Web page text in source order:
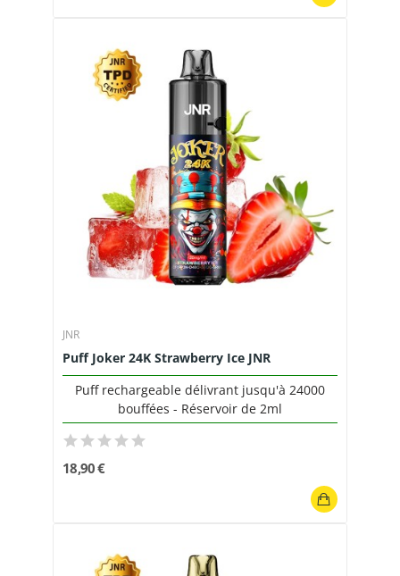
JNR
Puff Joker 24K Strawberry Ice JNR
Puff rechargeable délivrant jusqu'à 24000
bouffées - Réservoir de 2ml
18,90 €